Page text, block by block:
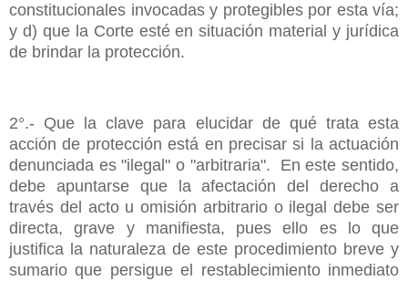
constitucionales invocadas y protegibles por esta vía;
y d) que la Corte esté en situación material y jurídica
de brindar la protección.
2°.- Que la clave para elucidar de qué trata esta
acción de protección está en precisar si la actuación
denunciada es "ilegal" o "arbitraria". En este sentido,
debe apuntarse que la afectación del derecho a
través del acto u omisión arbitrario o ilegal debe ser
directa, grave y manifiesta, pues ello es lo que
justifica la naturaleza de este procedimiento breve y
sumario que persigue el restablecimiento inmediato